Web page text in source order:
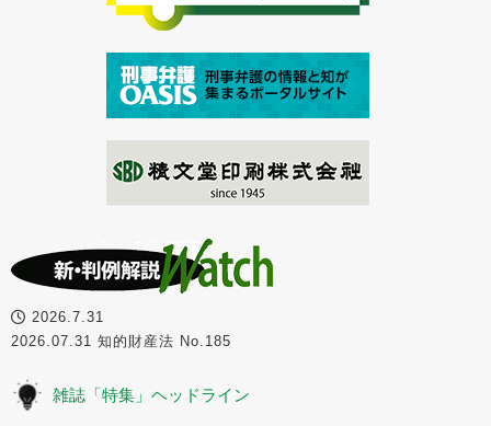
2026.7.31
2026.07.31 知的財産法 No.185
雑誌「特集」ヘッドライン